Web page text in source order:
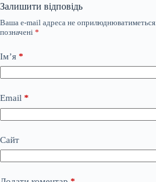
Залишити відповідь
Ваша e-mail адреса не оприлюднюватиметься.
позначені *
Ім’я *
Email *
Сайт